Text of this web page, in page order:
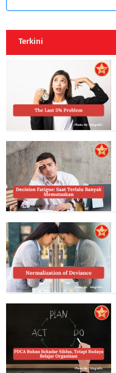
Terkini